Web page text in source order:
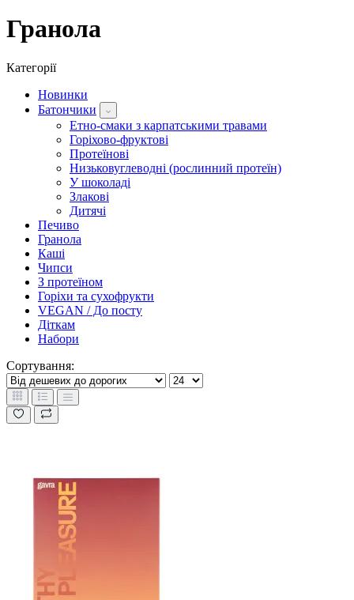
Гранола
Категорії
Новинки
Батончики
Етно-смаки з карпатськими травами
Горіхово-фруктові
Протеїнові
Низьковуглеводні (рослинний протеїн)
У шоколаді
Злакові
Дитячі
Печиво
Гранола
Каші
Чипси
З протеїном
Горіхи та сухофрукти
VEGAN / До посту
Діткам
Набори
Сортування: